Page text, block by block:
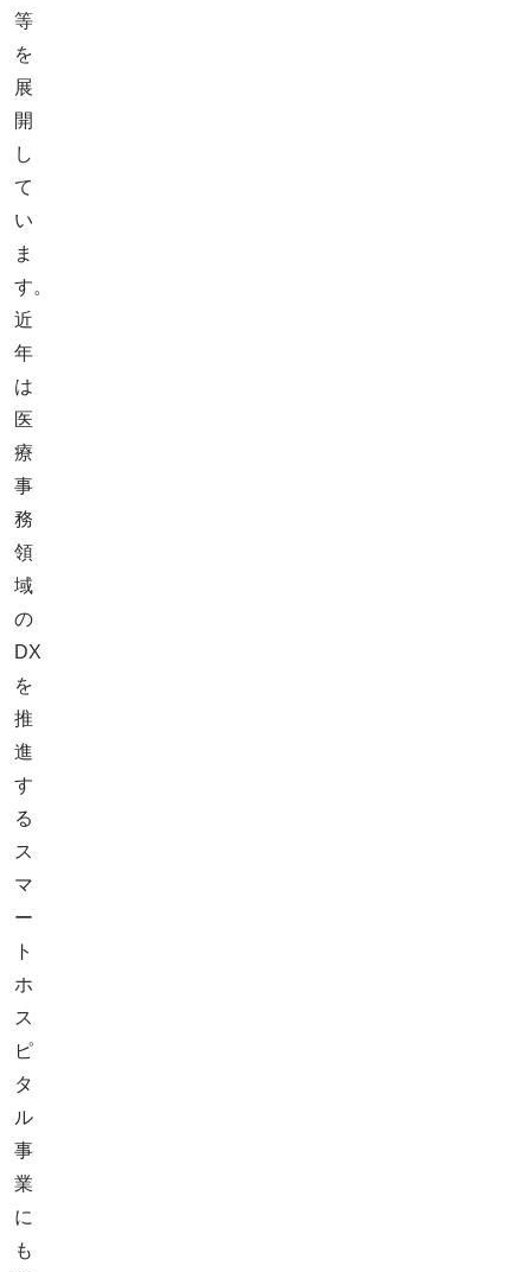
等
を
展
開
し
て
い
ま
す。
近
年
は
医
療
事
務
領
域
の
DX
を
推
進
す
る
ス
マ
ー
ト
ホ
ス
ピ
タ
ル
事
業
に
も